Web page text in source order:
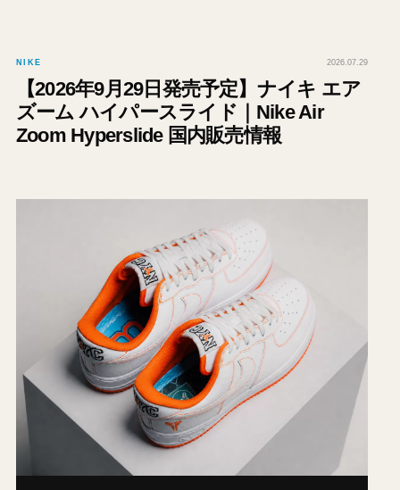
NIKE 2026.07.29
【2026年9月29日発売予定】ナイキ エア
ズーム ハイパースライド｜Nike Air
Zoom Hyperslide 国内販売情報